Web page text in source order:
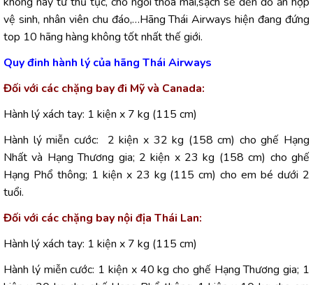
vệ sinh, nhân viên chu đáo,…Hãng Thái Airways hiện đang đứng
top 10 hãng hàng không tốt nhất thế giới.
Quy đinh hành lý của hãng Thái Airways
Đối với các chặng bay đi Mỹ và Canada:
Hành lý xách tay: 1 kiện x 7 kg (115 cm)
Hành lý miễn cước: 2 kiện x 32 kg (158 cm) cho ghế Hạng
Nhất và Hạng Thương gia; 2 kiện x 23 kg (158 cm) cho ghế
Hạng Phổ thông; 1 kiện x 23 kg (115 cm) cho em bé dưới 2
tuổi.
Đối với các chặng bay nội địa Thái Lan:
Hành lý xách tay: 1 kiện x 7 kg (115 cm)
Hành lý miễn cước: 1 kiện x 40 kg cho ghế Hạng Thương gia; 1